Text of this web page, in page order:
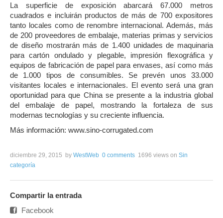
La superficie de exposición abarcará 67.000 metros
cuadrados e incluirán productos de más de 700 expositores
tanto locales como de renombre internacional. Además, más
de 200 proveedores de embalaje, materias primas y servicios
de diseño mostrarán más de 1.400 unidades de maquinaria
para cartón ondulado y plegable, impresión flexográfica y
equipos de fabricación de papel para envases, así como más
de 1.000 tipos de consumibles. Se prevén unos 33.000
visitantes locales e internacionales. El evento será una gran
oportunidad para que China se presente a la industria global
del embalaje de papel, mostrando la fortaleza de sus
modernas tecnologías y su creciente influencia.
Más información: www.sino-corrugated.com
diciembre 29, 2015 by WestWeb 0 comments 1696 views on Sin
categoría
Compartir la entrada
Facebook